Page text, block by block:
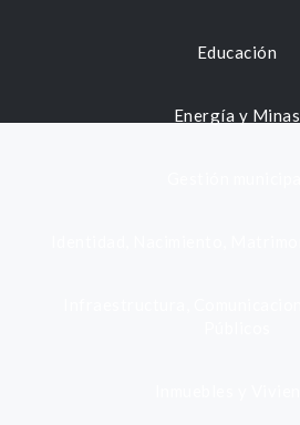
Educación
Energía y Minas